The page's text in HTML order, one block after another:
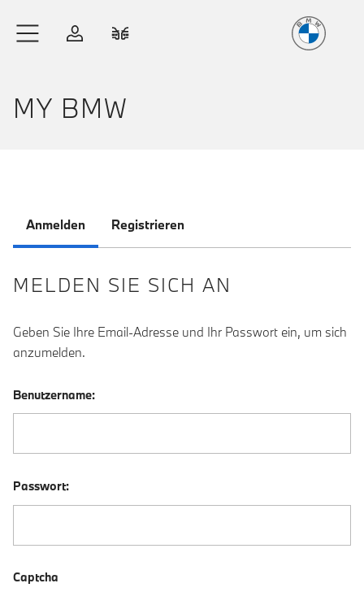
Anmelden
MY BMW
Anmelden Registrieren
MELDEN SIE SICH AN
Geben Sie Ihre Email-Adresse und Ihr Passwort ein, um sich
anzumelden.
Benutzername:
Passwort:
Captcha